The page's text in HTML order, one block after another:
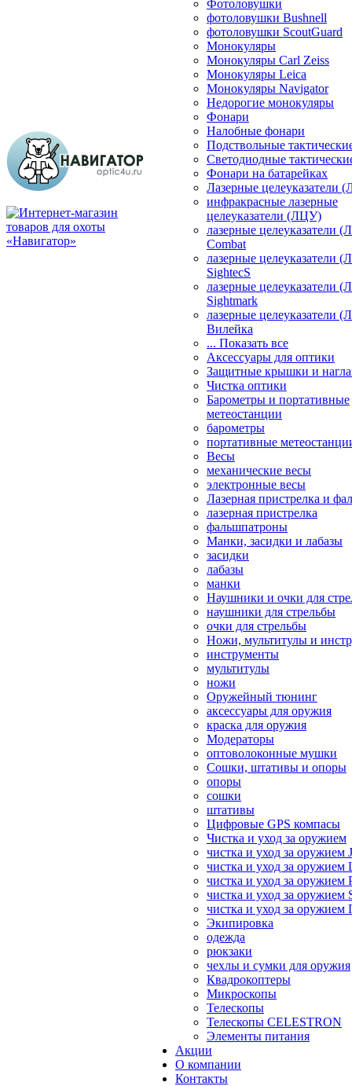
Фотоловушки
фотоловушки Bushnell
фотоловушки ScoutGuard
Монокуляры
Монокуляры Carl Zeiss
Монокуляры Leica
Монокуляры Navigator
Недорогие монокуляры
Фонари
Налобные фонари
Подствольные
Светодиодные
Фонари на батарейках
Лазерные целеуказатели
инфракрасные лазерные
целеуказатели (ЛЦУ)
лазерные целеуказатели
Combat
лазерные целеуказатели
SightecS
лазерные целеуказатели
Sightmark
лазерные целеуказатели
Вилейка
... Показать все
Аксессуары для оптики
Защитные крышки и
Чистка оптики
Барометры и портативные
метеостанции
барометры
портативные
Весы
механические весы
электронные весы
Лазерная пристрелка и
лазерная пристрелка
фальшпатроны
Манки, засидки и лабазы
засидки
лабазы
манки
Наушники и очки для
наушники для стрельбы
очки для стрельбы
Ножи, мультитулы и
инструменты
мультитулы
ножи
Оружейный тюнинг
аксессуары для оружия
краска для оружия
Модераторы
оптоволоконные мушки
Сошки, штативы и опоры
опоры
сошки
штативы
Цифровые GPS компасы
Чистка и уход за оружием
чистка и уход за оружием
чистка и уход за оружием
чистка и уход за оружием
чистка и уход за оружием
чистка и уход за
Экипировка
одежда
рюкзаки
чехлы и сумки для оружия
Квадрокоптеры
Микроскопы
Телескопы
Телескопы CELESTRON
Элементы питания
Акции
О компании
Контакты